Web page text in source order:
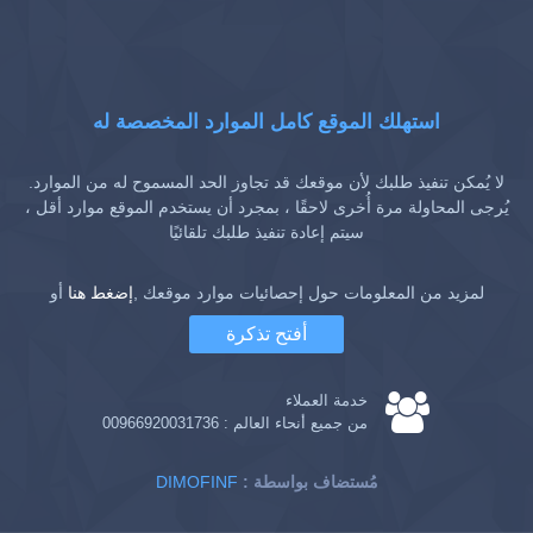
استهلك الموقع كامل الموارد المخصصة له
لا يُمكن تنفيذ طلبك لأن موقعك قد تجاوز الحد المسموح له من الموارد.
يُرجى المحاولة مرة أُخرى لاحقًا ، بمجرد أن يستخدم الموقع موارد أقل ،
سيتم إعادة تنفيذ طلبك تلقائيًا
لمزيد من المعلومات حول إحصائيات موارد موقعك ,إضغط هنا أو
أفتح تذكرة
خدمة العملاء
من جميع أنحاء العالم : 00966920031736
DIMOFINF : مُستضاف بواسطة